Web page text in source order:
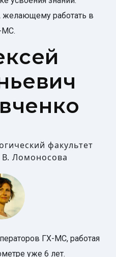
работать в
МС.
факультет
Ломоносова
ГХ-МС, работая
уже 6 лет.